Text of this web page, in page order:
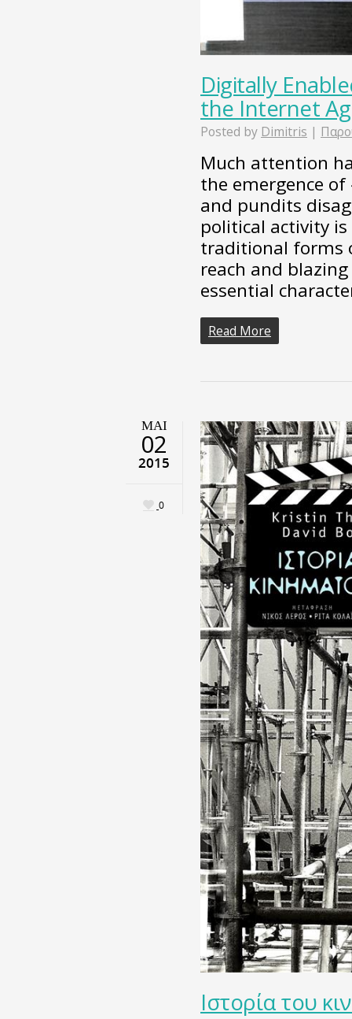
Digitally
the Internet
Posted by Dimitris |
Much attention
the emergence
and pundits
political activity
traditional forms
reach and
essential
Read More
ΜΑΙ
02
2015
0
Ιστορία του